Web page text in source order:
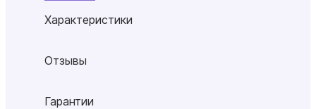
Характеристики
Отзывы
Гарантии